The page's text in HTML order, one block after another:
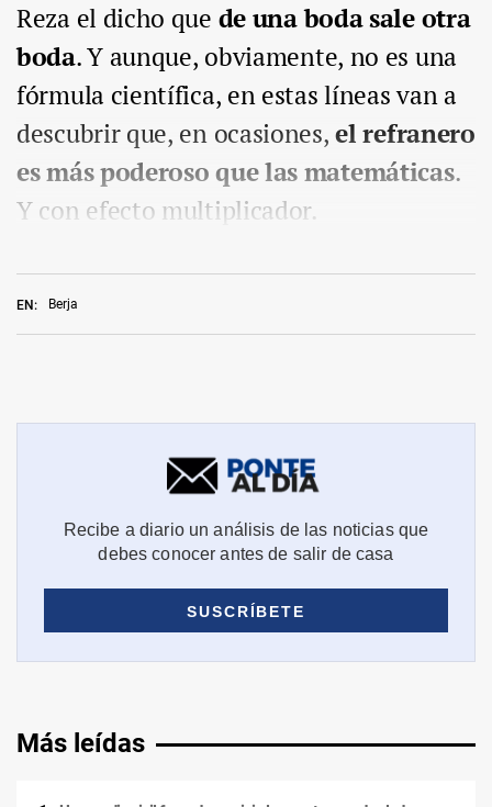
EN: Berja
Reza el dicho que de una boda sale otra
boda. Y aunque, obviamente, no es una
fórmula científica, en estas líneas van a
descubrir que, en ocasiones,el refranero
es más poderoso que las matemáticas.
Y con efecto multiplicador.
Más leídas